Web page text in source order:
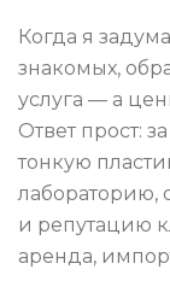
Когда я
знакомых,
услуга — а
Ответ прост:
тонкую
лабораторию,
и репутацию
аренда,